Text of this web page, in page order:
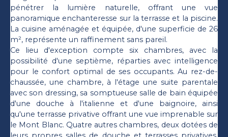
pénétrer la lumière naturelle, offrant une vue
panoramique enchanteresse sur la terrasse et la piscine.
La cuisine aménagée et équipée, d'une superficie de 26
m², représente un raffinement sans pareil.
Ce lieu d'exception compte six chambres, avec la
possibilité d'une septième, réparties avec intelligence
pour le confort optimal de ses occupants. Au rez-de-
chaussée, une chambre, à l'étage une suite parentale
avec son dressing, sa somptueuse salle de bain équipée
d'une douche à l'italienne et d'une baignoire, ainsi
qu'une terrasse privative offrant une vue imprenable sur
le Mont Blanc. Quatre autres chambres, deux dotées de